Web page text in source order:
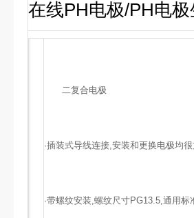
在线PH电极/PH电
二复合电极
·插装式导线连接,安装和更换电极均
·带螺纹安装,螺纹尺寸PG13.5,通用标